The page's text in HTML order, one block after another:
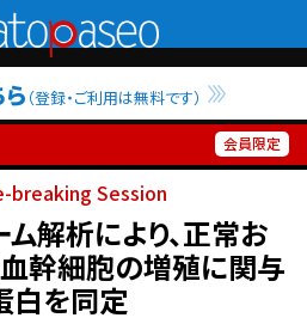
（登録・ご利用は無料です）
breaking Session
解析により、正常お
幹細胞の増殖に関与
白を同定